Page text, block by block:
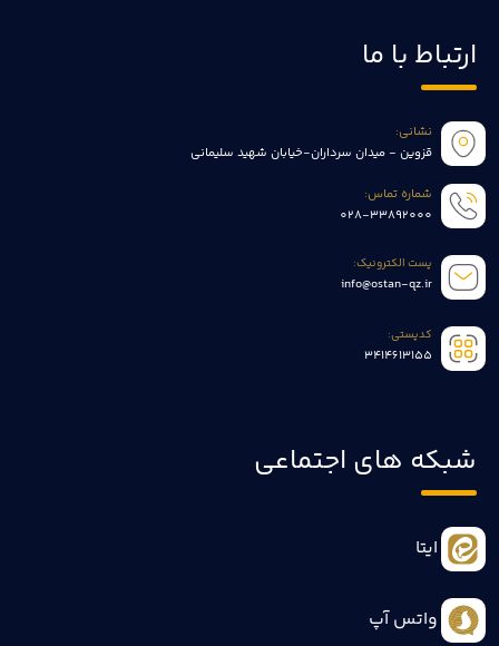
ارتباط با ما
نشانی:
قزوین - میدان سرداران-خیابان شهید سلیمانی
شماره تماس:
028-33892000
پست الکترونیک:
info@ostan-qz.ir
کدپستی:
3414613155
شبکه های اجتماعی
ایتا
واتس آپ